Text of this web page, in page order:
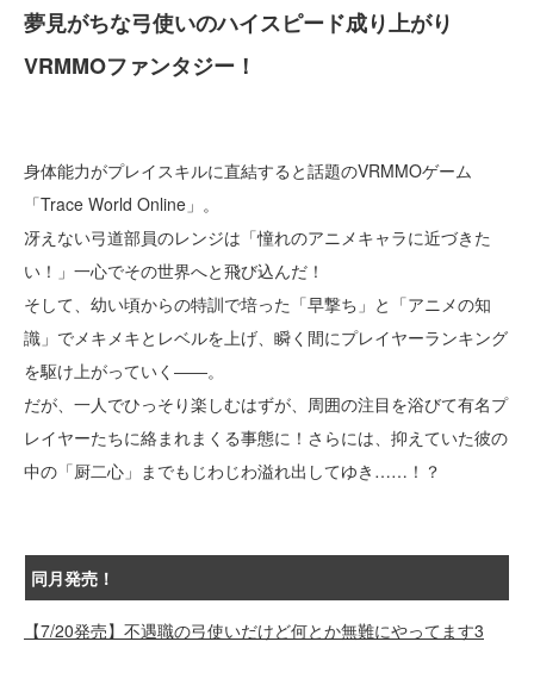
夢見がちな弓使いのハイスピード成り上がり
VRMMOファンタジー！
身体能力がプレイスキルに直結すると話題のVRMMOゲーム
「Trace World Online」。
冴えない弓道部員のレンジは「憧れのアニメキャラに近づきた
い！」一心でその世界へと飛び込んだ！
そして、幼い頃からの特訓で培った「早撃ち」と「アニメの知
識」でメキメキとレベルを上げ、瞬く間にプレイヤーランキング
を駆け上がっていく――。
だが、一人でひっそり楽しむはずが、周囲の注目を浴びて有名プ
レイヤーたちに絡まれまくる事態に！さらには、抑えていた彼の
中の「厨二心」までもじわじわ溢れ出してゆき……！？
同月発売！
【7/20発売】不遇職の弓使いだけど何とか無難にやってます3